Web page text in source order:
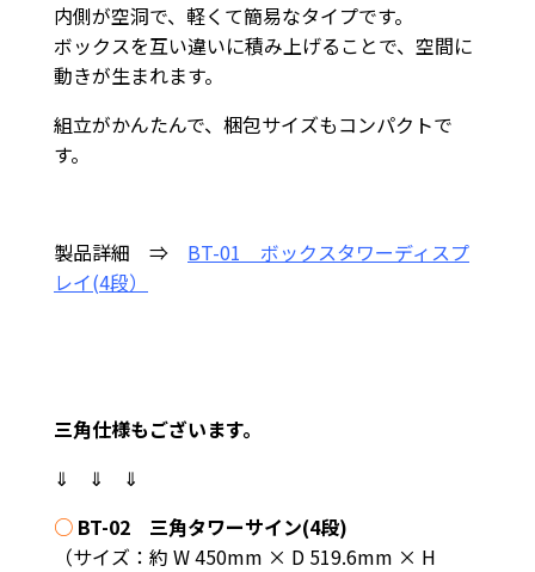
内側が空洞で、軽くて簡易なタイプです。
ボックスを互い違いに積み上げることで、空間に
動きが生まれます。
組立がかんたんで、梱包サイズもコンパクトで
す。
製品詳細 ⇒ BT-01 ボックスタワーディスプ
レイ(4段）
三角仕様もございます。
⇓ ⇓ ⇓
○ BT-02 三角タワーサイン(4段)
（サイズ：約 W 450mm × D 519.6mm × H